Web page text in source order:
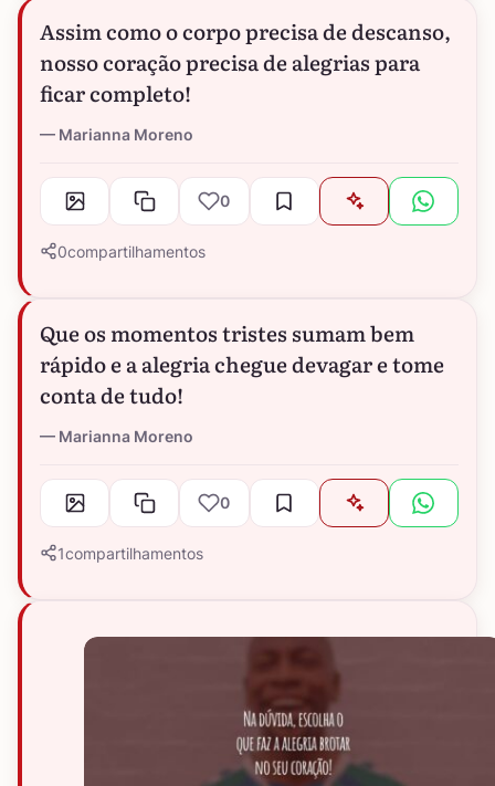
Assim como o corpo precisa de descanso,
nosso coração precisa de alegrias para
ficar completo!
Marianna Moreno
0
0compartilhamentos
Que os momentos tristes sumam bem
rápido e a alegria chegue devagar e tome
conta de tudo!
Marianna Moreno
0
1compartilhamentos